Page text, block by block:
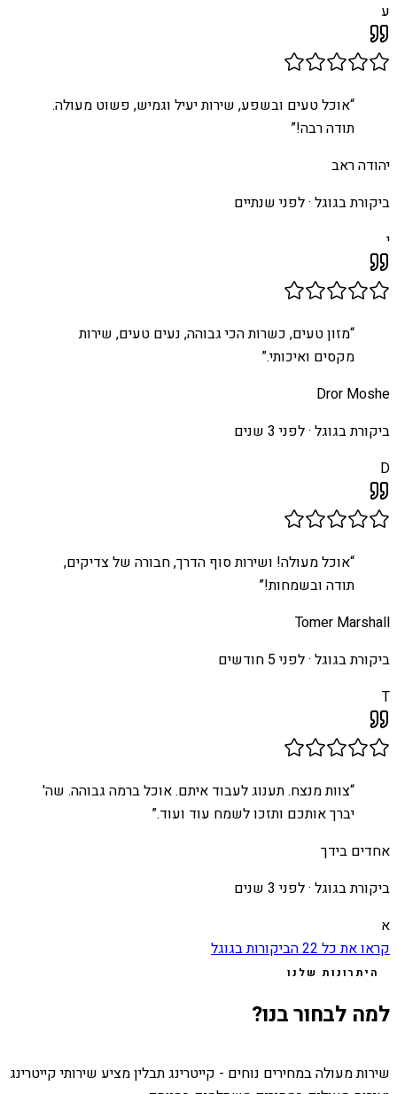
ע
“אוכל טעים ובשפע, שירות יעיל וגמיש, פשוט מעולה.
תודה רבה!”
יהודה ראב
ביקורת בגוגל ·לפני שנתיים
י
“מזון טעים, כשרות הכי גבוהה, נעים טעים, שירות
מקסים ואיכותי.”
Dror Moshe
ביקורת בגוגל ·לפני 3 שנים
D
“אוכל מעולה! ושירות סוף הדרך, חבורה של צדיקים,
תודה ובשמחות!”
Tomer Marshall
ביקורת בגוגל ·לפני 5 חודשים
T
“צוות מנצח. תענוג לעבוד איתם. אוכל ברמה גבוהה. שה'
יברך אותכם ותזכו לשמח עוד ועוד.”
אחדים בידך
ביקורת בגוגל ·לפני 3 שנים
א
קראו את כל22הביקורות בגוגל
היתרונות שלנו
למה לבחור בנו?
שירות מעולה במחירים נוחים - קייטרינג תבלין מציע שירותי קייטרינג